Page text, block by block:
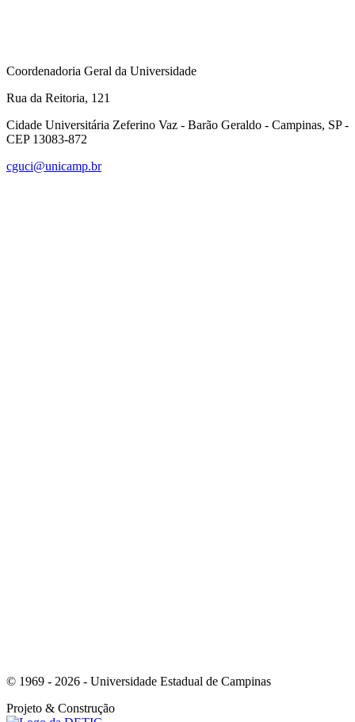
Coordenadoria Geral da Universidade
Rua da Reitoria, 121
Cidade Universitária Zeferino Vaz - Barão Geraldo - Campinas, SP -
CEP 13083-872
cguci@unicamp.br
© 1969 - 2026 - Universidade Estadual de Campinas
Projeto & Construção